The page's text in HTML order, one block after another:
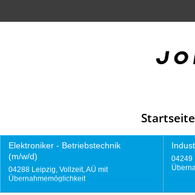
Startseite
Industriemechaniker (m/w/d)
04249 Leipzig, Vollzeit, AÜ mit
Übernahmemöglichkeit